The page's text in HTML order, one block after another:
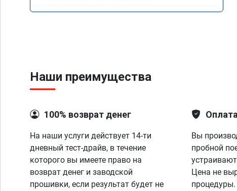
Наши преимущества
100% возврат денег
На наши услуги действует 14-ти
дневный тест-драйв, в течение
которого вы имеете право на
возврат денег и заводской
прошивки, если результат будет не
Вы
пробной
Цена не